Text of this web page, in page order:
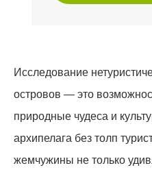
Исследование
островов — это
природные чудеса и
архипелага без толп
жемчужины не только